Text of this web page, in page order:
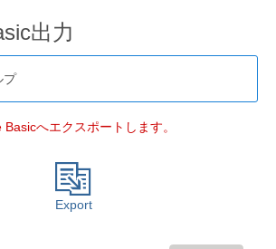
出力
プ
へエクスポートします。
Export